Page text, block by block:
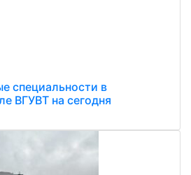
специальности в
ВГУВТ на сегодня